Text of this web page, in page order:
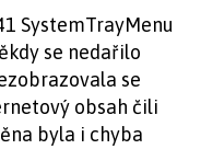
SystemTrayMenu
se nedařilo
se
obsah čili
byla i chyba